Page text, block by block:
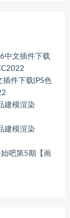
中文插件下载
件下载(PS色
建模渲染
建模渲染
吧第5期【画